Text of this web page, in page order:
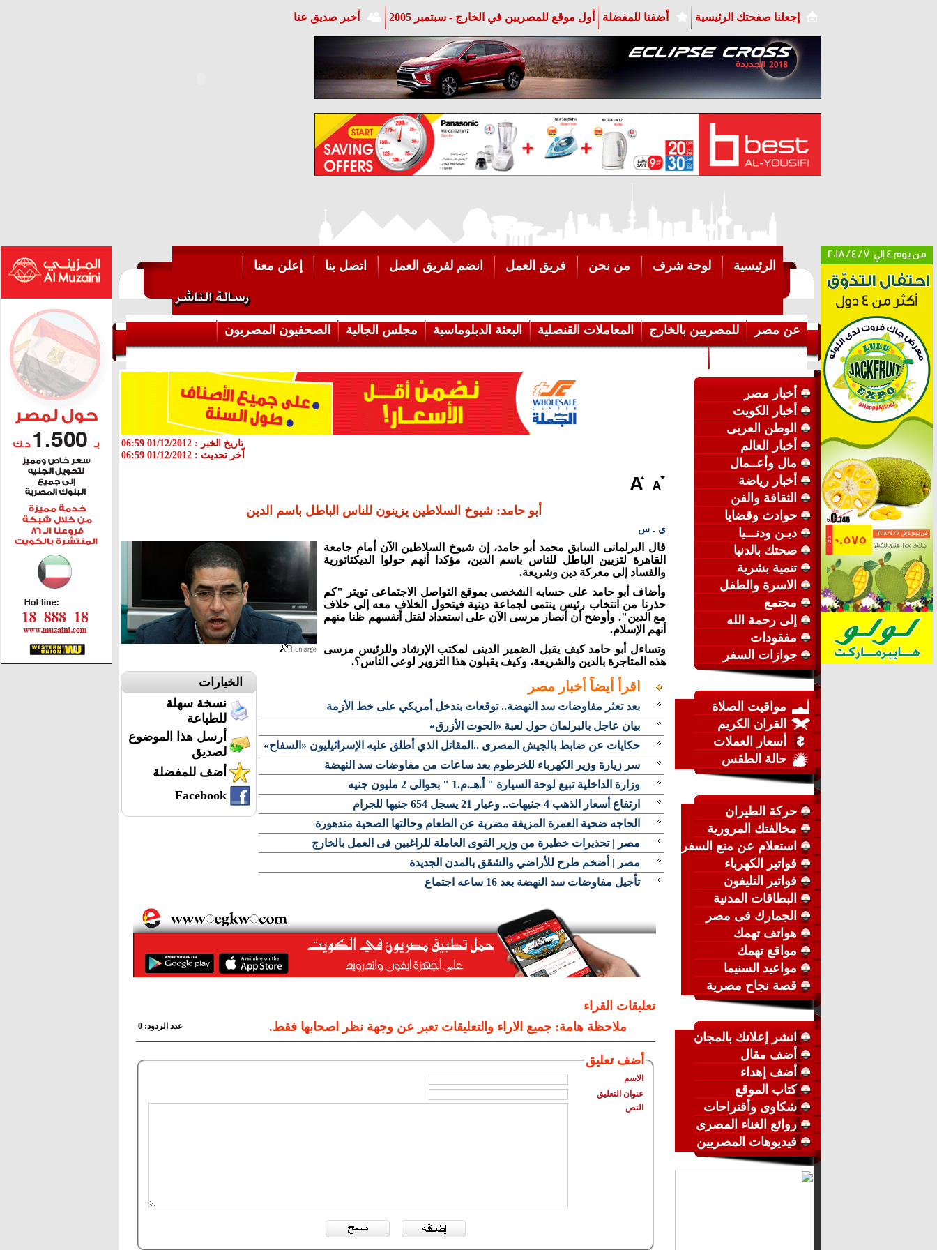
إجعلنا صفحتك الرئيسية أضفنا للمفضلة أول موقع للمصريين في الخارج - سبتمبر 2005 أخبر صديق عنا
الرئيسية لوحة شرف من نحن فريق العمل انضم لفريق العمل اتصل بنا إعلن معنا
عن مصر للمصريين بالخارج المعاملات القنصلية البعثة الدبلوماسية مجلس الجالية
الصحفيون المصريون
أخبار مصر
أخبار الكويت
الوطن العربى
أخبار العالم
مال وأعــمال
أخبار رياضة
الثقافة والفن
حوادث وقضايا
ديـن ودنـــيا
صحتك بالدنيا
تنمية بشرية
الاسرة والطفل
مجتمع
إلى رحمة الله
مفقودات
جوازات السفر
مواقيت الصلاة
القران الكريم
أسعار العملات
حالة الطقس
حركة الطيران
مخالفتك المرورية
استعلام عن منع السفر
فواتير الكهرباء
فواتير التليفون
البطاقات المدنية
الجمارك فى مصر
هواتف تهمك
مواقع تهمك
مواعيد السنيما
قصة نجاح مصرية
انشر إعلانك بالمجان
أضف مقال
أضف إهداء
كتاب الموقع
شكاوى وأقتراحات
روائع الغناء المصرى
فيديوهات المصريين
تاريخ الخبر : 01/12/2012 06:59
اّخر تحديث : 01/12/2012 06:59
أبو حامد: شيوخ السلاطين يزينون للناس الباطل باسم الدين
ي . س
قال البرلمانى السابق محمد أبو حامد، إن شيوخ السلاطين الآن أمام جامعة
القاهرة لتزيين الباطل للناس باسم الدين، مؤكدا أنهم حولوا الديكتاتورية
والفساد إلى معركة دين وشريعة.
وأضاف أبو حامد على حسابه الشخصى بموقع التواصل الاجتماعى تويتر "كم
حذرنا من انتخاب رئيس ينتمى لجماعة دينية فيتحول الخلاف معه إلى خلاف
مع الدين". وأوضح أن أنصار مرسى الآن على استعداد لقتل أنفسهم ظنا منهم
أنهم الإسلام.
وتساءل أبو حامد كيف يقبل الضمير الدينى لمكتب الإرشاد وللرئيس مرسى
هذه المتاجرة بالدين والشريعة، وكيف يقبلون هذا التزوير لوعى الناس؟.
الخيارات
نسخة سهلة
للطباعة
أرسل هذا الموضوع
لصديق
أضف للمفضلة
Facebook
اقرأ أيضاً أخبار مصر
بعد تعثر مفاوضات سد النهضة.. توقعات بتدخل أمريكي على خط الأزمة
بيان عاجل بالبرلمان حول لعبة «الحوت الأزرق»
حكايات عن ضابط بالجيش المصرى ..المقاتل الذي أطلق عليه الإسرائيليون «السفاح»
سر زيارة وزير الكهرباء للخرطوم بعد ساعات من مفاوضات سد النهضة
وزارة الداخلية تبيع لوحة السيارة " أ.هـ.م.1 " بحوالى 2 مليون جنيه
ارتفاع أسعار الذهب 4 جنيهات.. وعيار 21 يسجل 654 جنيها للجرام
الحاجه ضحية العمرة المزيفة مضربة عن الطعام وحالتها الصحية متدهورة
مصر | تحذيرات خطيرة من وزير القوى العاملة للراغبين فى العمل بالخارج
مصر | أضخم طرح للأراضي والشقق بالمدن الجديدة
تأجيل مفاوضات سد النهضة بعد 16 ساعه اجتماع
تعليقات القراء
ملاحظة هامة: جميع الاراء والتعليقات تعبر عن وجهة نظر اصحابها فقط.
عدد الردود: 0
أضف تعليق
الاسم
عنوان التعليق
النص